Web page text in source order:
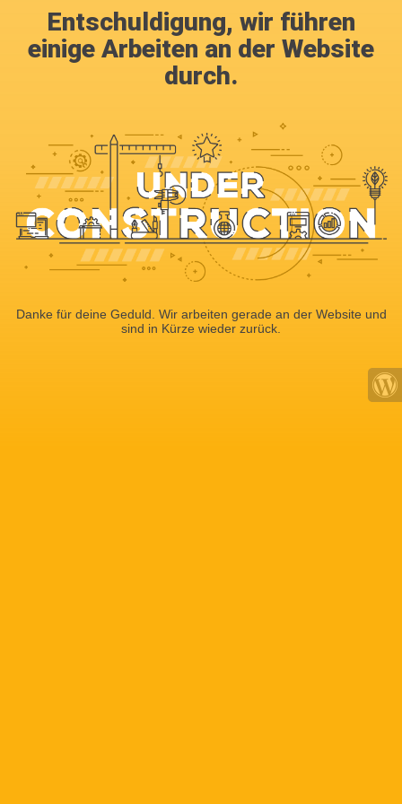
Entschuldigung, wir führen
einige Arbeiten an der Website
durch.
Danke für deine Geduld. Wir arbeiten gerade an der Website und
sind in Kürze wieder zurück.